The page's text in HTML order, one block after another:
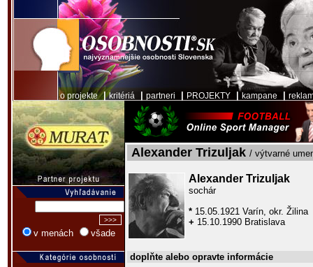
o projekte|kritériá partneri PROJEKTY kampane
v menách všade
Alexander Trizuljak / výtvarné
Alexander Trizuljak
sochár
* 15.05.1921 Varín, okr. Žilina
+ 15.10.1990 Bratislava
doplňte alebo opravte informácie